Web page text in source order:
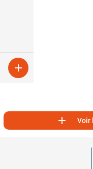

 Voir